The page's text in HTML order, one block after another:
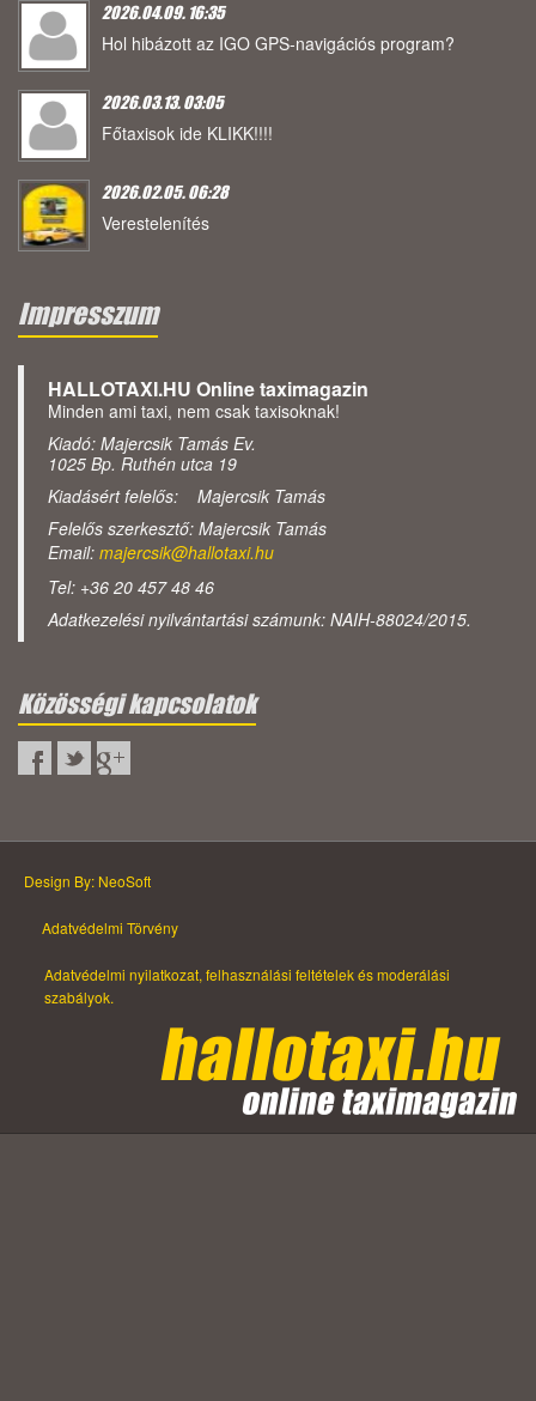
2026.04.09. 16:35
Hol hibázott az IGO GPS-navigációs program?
2026.03.13. 03:05
Főtaxisok ide KLIKK!!!!
2026.02.05. 06:28
Verestelenítés
Impresszum
HALLOTAXI.HU Online taximagazin
Minden ami taxi, nem csak taxisoknak!
Kiadó: Majercsik Tamás Ev.
1025 Bp. Ruthén utca 19
Kiadásért felelős: Majercsik Tamás
Felelős szerkesztő: Majercsik Tamás
Email: majercsik@hallotaxi.hu
Tel: +36 20 457 48 46
Adatkezelési nyilvántartási számunk: NAIH-88024/2015.
Közösségi kapcsolatok
Design By: NeoSoft
Adatvédelmi Törvény
Adatvédelmi nyilatkozat, felhasználási feltételek és moderálási
szabályok.